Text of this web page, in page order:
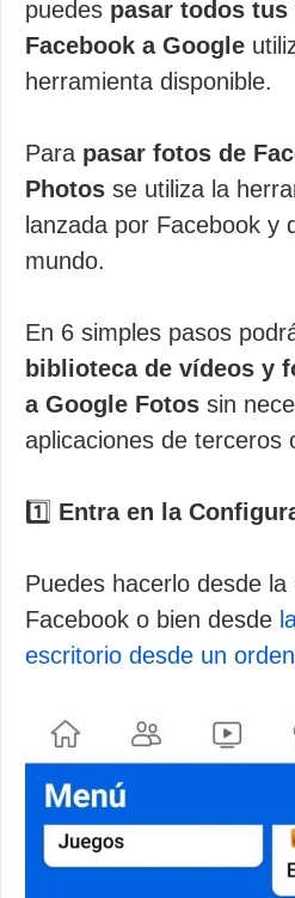
puedes pasar todos tus
Facebook a Google
herramienta disponible.
Para pasar fotos de
Photos se utiliza la
lanzada por Facebook y
mundo.
En 6 simples pasos
biblioteca de vídeos y
a Google Fotos sin
aplicaciones de terceros
1️⃣ Entra en la
Puedes hacerlo desde
Facebook o bien desde
escritorio desde un